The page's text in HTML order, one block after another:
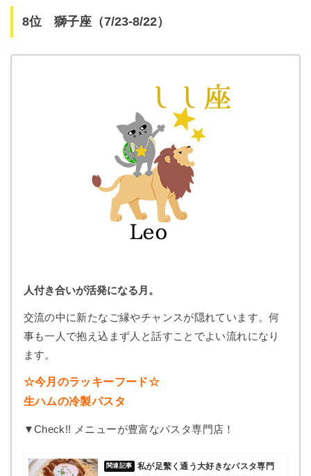
8位 獅子座（7/23-8/22）
人付き合いが活発になる月。
交流の中に新たなご縁やチャンスが隠れています。何
事も一人で抱え込まず人と話すことでよい流れになり
ます。
☆今月のラッキーフード☆
生ハムの冷製パスタ
▼Check!! メニューが豊富なパスタ専門店！
私が足繫く通う大好きなパスタ専門